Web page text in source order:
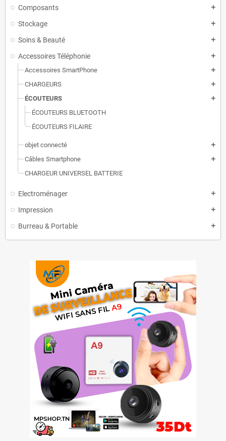
Composants add
Stockage add
Soins & Beauté add
Accessoires Téléphonie add
Accessoires SmartPhone add
CHARGEURS add
ÉCOUTEURS add
ÉCOUTEURS BLUETOOTH
ÉCOUTEURS FILAIRE
objet connecté add
Câbles Smartphone add
CHARGEUR UNIVERSEL BATTERIE
Electroménager add
Impression add
Burreau & Portable add